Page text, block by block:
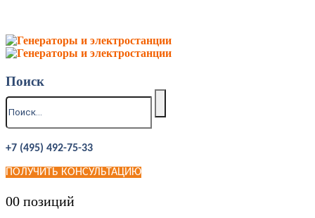
Поиск
+7 (495) 492-75-33
ПОЛУЧИТЬ КОНСУЛЬТАЦИЮ
00 позиций